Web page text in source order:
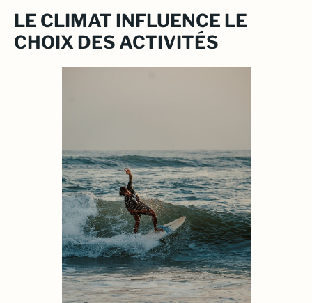
LE CLIMAT INFLUENCE LE
CHOIX DES ACTIVITÉS